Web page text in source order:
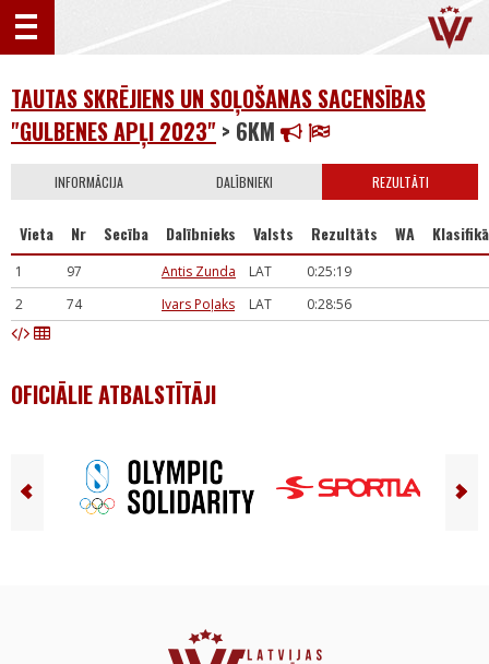
TAUTAS SKRĒJIENS UN SOĻOŠANAS SACENSĪBAS
"GULBENES APĻI 2023" > 6KM
INFORMĀCIJA DALĪBNIEKI REZULTĀTI
Vieta Nr Secība Dalībnieks Valsts Rezultāts WA
1 97 Antis Zunda LAT
0:25:19
2
74 Ivars Poļaks LAT 0:28:56
OFICIĀLIE ATBALSTĪTĀJI